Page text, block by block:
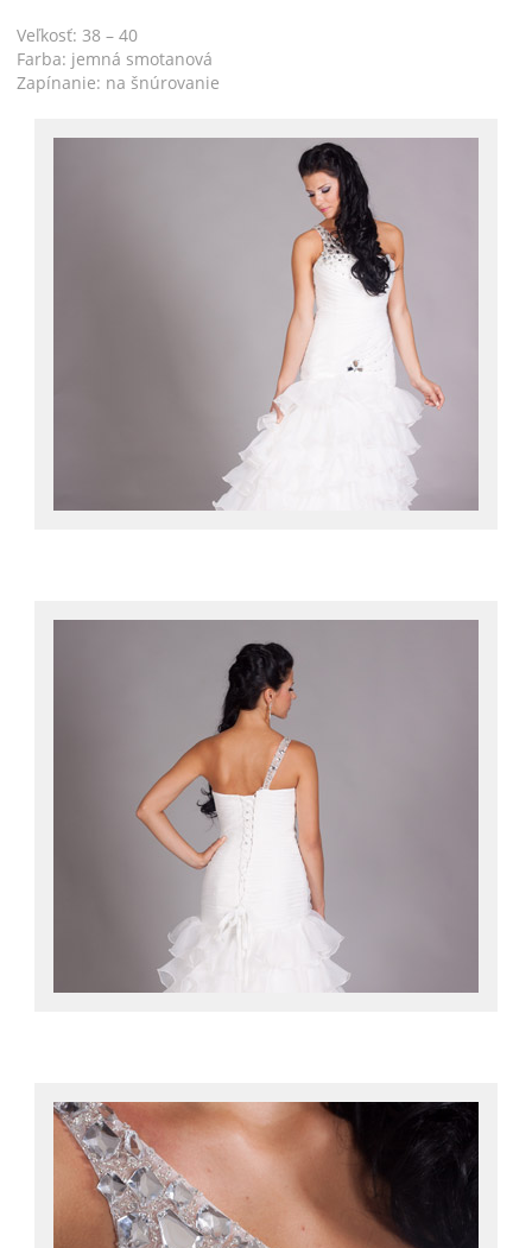
Veľkosť: 38 – 40
Farba: jemná smotanová
Zapínanie: na šnúrovanie